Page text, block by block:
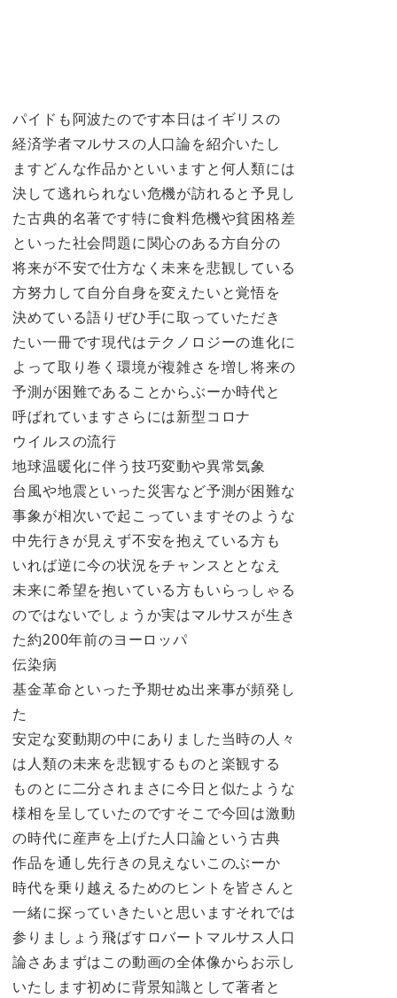
パイドも阿波たのです本日はイギリスの
経済学者マルサスの人口論を紹介いたし
ますどんな作品かといいますと何人類には
決して逃れられない危機が訪れると予見し
た古典的名著です特に食料危機や貧困格差
といった社会問題に関心のある方自分の
将来が不安で仕方なく未来を悲観している
方努力して自分自身を変えたいと覚悟を
決めている語りぜひ手に取っていただき
たい一冊です現代はテクノロジーの進化に
よって取り巻く環境が複雑さを増し将来の
予測が困難であることからぶーか時代と
呼ばれていますさらには新型コロナ
ウイルスの流行
地球温暖化に伴う技巧変動や異常気象
台風や地震といった災害など予測が困難な
事象が相次いで起こっていますそのような
中先行きが見えず不安を抱えている方も
いれば逆に今の状況をチャンスととなえ
未来に希望を抱いている方もいらっしゃる
のではないでしょうか実はマルサスが生き
た約200年前のヨーロッパ
伝染病
基金革命といった予期せぬ出来事が頻発し
た
安定な変動期の中にありました当時の人々
は人類の未来を悲観するものと楽観する
ものとに二分されまさに今日と似たような
様相を呈していたのですそこで今回は激動
の時代に産声を上げた人口論という古典
作品を通し先行きの見えないこのぶーか
時代を乗り越えるためのヒントを皆さんと
一緒に探っていきたいと思いますそれでは
参りましょう飛ばすロバートマルサス人口
論さあまずはこの動画の全体像からお示し
いたします初めに背景知識として著者と